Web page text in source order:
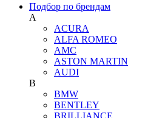
Подбор по брендам
A
ACURA
ALFA ROMEO
AMC
ASTON MARTIN
AUDI
B
BMW
BENTLEY
BRILLIANCE